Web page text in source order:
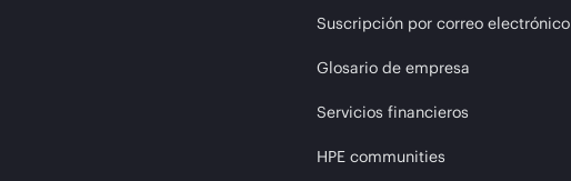
Suscripción por correo electrónico
Glosario de empresa
Servicios financieros
HPE communities